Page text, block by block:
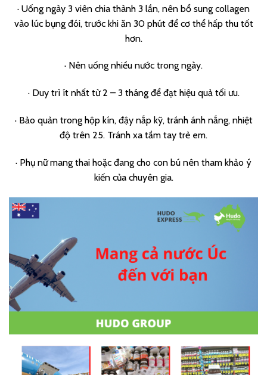
· Uống ngày 3 viên chia thành 3 lần, nên bổ sung collagen
vào lúc bụng đói, trước khi ăn 30 phút để cơ thể hấp thu tốt
hơn.
· Nên uống nhiều nước trong ngày.
· Duy trì ít nhất từ 2 – 3 tháng để đạt hiệu quả tối ưu.
· Bảo quản trong hộp kín, đậy nắp kỹ, tránh ánh nắng, nhiệt
độ trên 25. Tránh xa tầm tay trẻ em.
· Phụ nữ mang thai hoặc đang cho con bú nên tham khảo ý
kiến của chuyên gia.